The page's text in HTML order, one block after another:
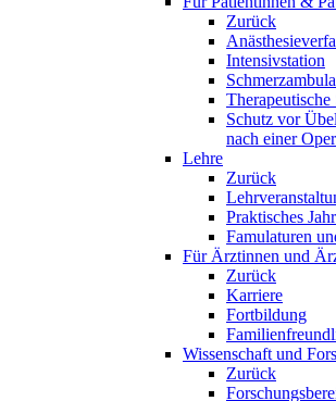
Zurück
Intensivstation
Therapeutische
Schutz vor
nach einer
Lehre
Zurück
Praktisches Jahr
Famulaturen
Für Ärztinnen und
Zurück
Karriere
Fortbildung
Wissenschaft und
Zurück